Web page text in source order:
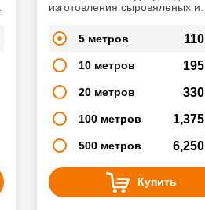
изготовления сыровяленых и
5 метров
110
10 метров 195
20 метров 330
100 метров 1,375
500 метров 6,250
Купить